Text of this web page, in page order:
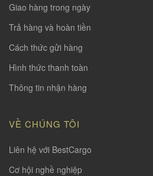
Giao hàng trong ngày
Trả hàng và hoàn tiền
Cách thức gửi hàng
Hình thức thanh toàn
Thông tin nhận hàng
VỀ CHÚNG TÔI
Liên hệ với BestCargo
Cơ hội nghề nghiệp